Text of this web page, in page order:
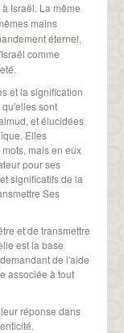
Israël. La même
mains
éternel,
comme
et la signification
sont
et élucidées
Elles
mais en eux
pour ses
significatifs de la
Ses
et de transmettre
est la base
de l'aide
associée à tout
réponse dans